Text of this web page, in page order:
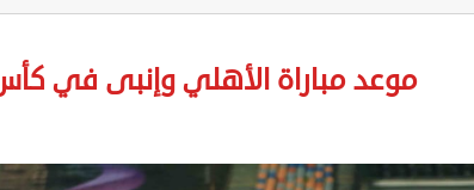
موعد مباراة الأهلي وإنبى في